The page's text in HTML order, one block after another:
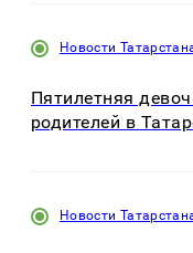
Новости
Пятилетняя
родителей в
Новости